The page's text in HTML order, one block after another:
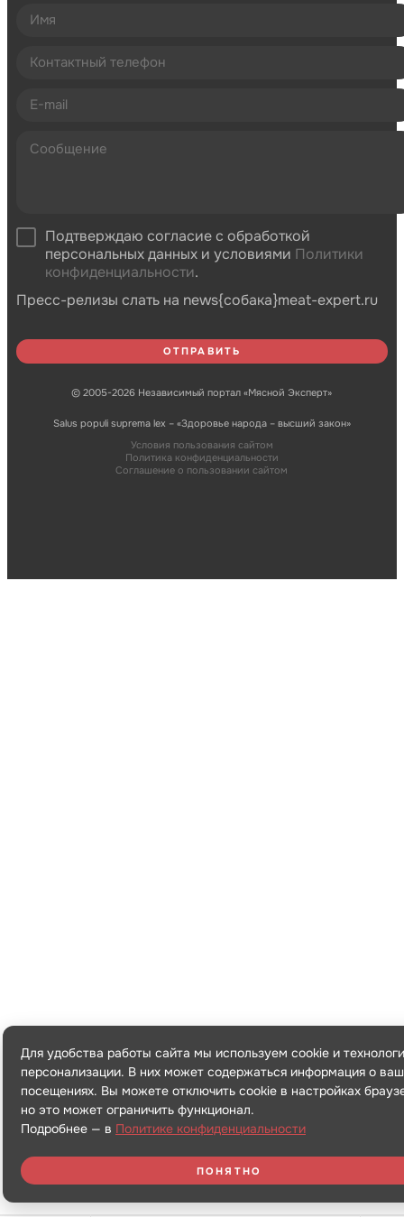
Подтверждаю согласие с обработкой
персональных данных и условиями Политики
конфиденциальности.
Пресс-релизы слать на news{собака}meat-expert.ru
© 2005-2026 Независимый портал «Мясной Эксперт»
Salus populi suprema lex – «Здоровье народа – высший закон»
Условия пользования сайтом
Политика конфиденциальности
Соглашение о пользовании сайтом
Для удобства работы сайта мы используем cookie и
персонализации. В них может содержаться информация о
посещениях. Вы можете отключить cookie в настройках
но это может ограничить функционал.
Подробнее — в Политике конфиденциальности
ПОНЯТНО